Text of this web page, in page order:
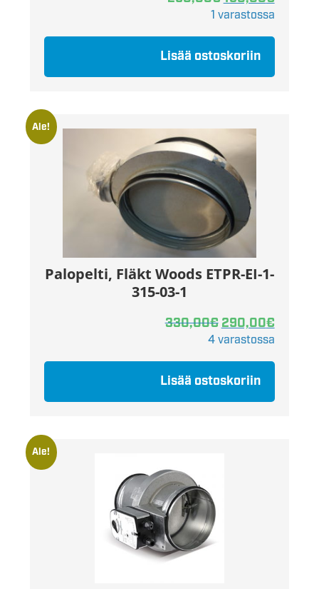
1 varastossa
Lisää ostoskoriin
Ale!
Palopelti, Fläkt Woods ETPR-EI-1-
315-03-1
330,00€290,00€
4 varastossa
Lisää ostoskoriin
Ale!